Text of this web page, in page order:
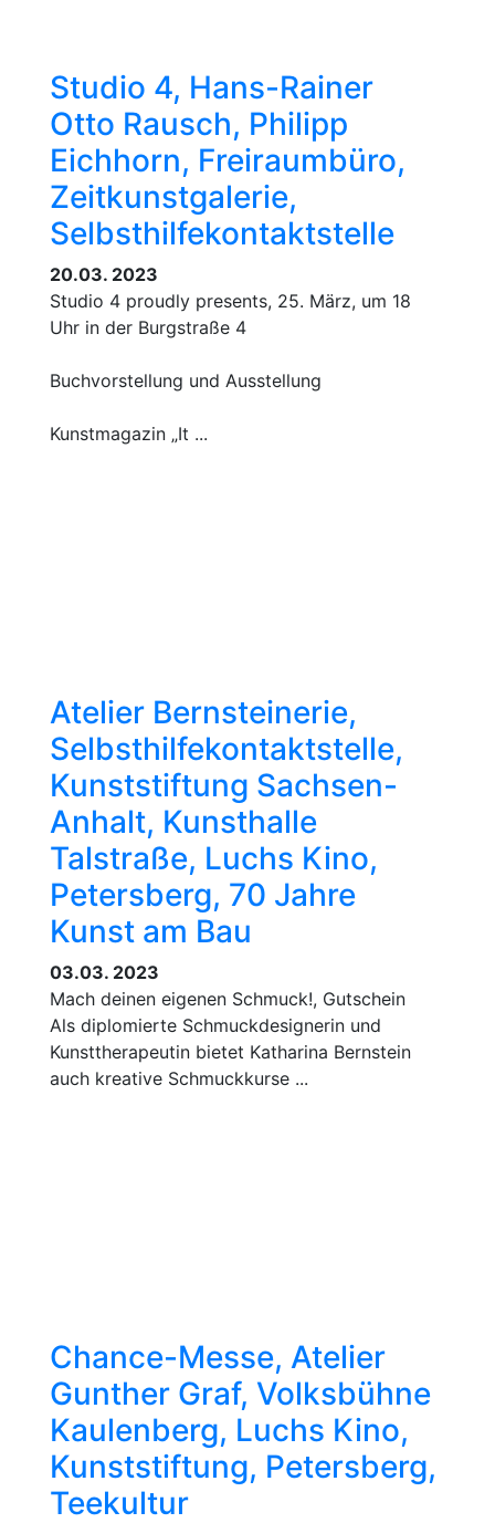
Studio 4, Hans-Rainer
Otto Rausch, Philipp
Eichhorn, Freiraumbüro,
Zeitkunstgalerie,
Selbsthilfekontaktstelle
20.03. 2023
Studio 4 proudly presents, 25. März, um 18
Uhr in der Burgstraße 4
Buchvorstellung und Ausstellung
Kunstmagazin „It ...
Atelier Bernsteinerie,
Selbsthilfekontaktstelle,
Kunststiftung Sachsen-
Anhalt, Kunsthalle
Talstraße, Luchs Kino,
Petersberg, 70 Jahre
Kunst am Bau
03.03. 2023
Mach deinen eigenen Schmuck!, Gutschein
Als diplomierte Schmuckdesignerin und
Kunsttherapeutin bietet Katharina Bernstein
auch kreative Schmuckkurse ...
Chance-Messe, Atelier
Gunther Graf, Volksbühne
Kaulenberg, Luchs Kino,
Kunststiftung, Petersberg,
Teekultur